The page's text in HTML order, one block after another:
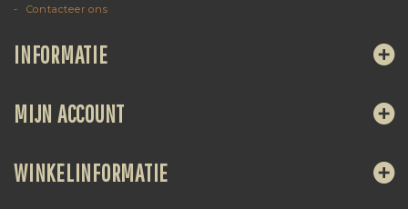
Contacteer ons
INFORMATIE
MIJN ACCOUNT
WINKELINFORMATIE